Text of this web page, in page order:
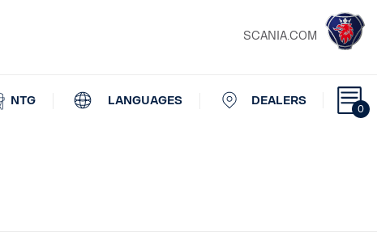
SCANIA.COM
0
NTG LANGUAGES DEALERS